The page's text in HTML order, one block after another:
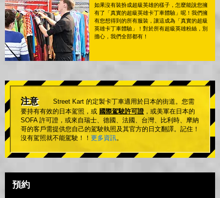
如果沒有裝扮成超級英雄的樣子，怎麼能說您擁
有了「真實的超級英雄卡丁車體驗」呢！我們擁
有您想得到的所有服裝，讓這成為「真實的超級
英雄卡丁車體驗」！對於所有超級英雄粉絲，別
擔心，我們全部都有！
注意
Street Kart 的定製卡丁車適用於日本的街道。您需
要持有有效的日本駕照，或 國際駕駛許可證 ，或美軍在日本的
SOFA 許可證，或來自瑞士、德國、法國、台灣、比利時、摩納
哥的客戶需提供您自己的駕駛執照及其官方的日文翻譯。記住！
沒有駕照就不能駕駛！！ 更多資訊。
預約